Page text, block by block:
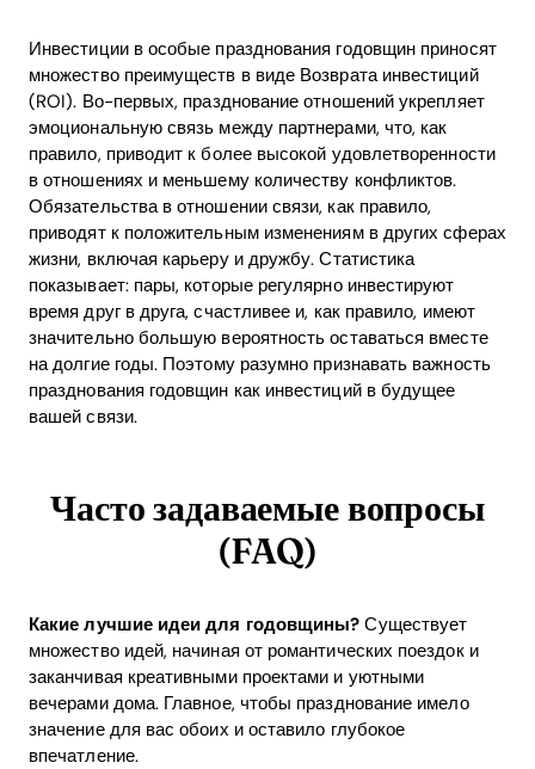
Инвестиции в особые празднования годовщин приносят
множество преимуществ в виде Возврата инвестиций
(ROI). Во-первых, празднование отношений укрепляет
эмоциональную связь между партнерами, что, как
правило, приводит к более высокой удовлетворенности
в отношениях и меньшему количеству конфликтов.
Обязательства в отношении связи, как правило,
приводят к положительным изменениям в других сферах
жизни, включая карьеру и дружбу. Статистика
показывает: пары, которые регулярно инвестируют
время друг в друга, счастливее и, как правило, имеют
значительно большую вероятность оставаться вместе
на долгие годы. Поэтому разумно признавать важность
празднования годовщин как инвестиций в будущее
вашей связи.
Часто задаваемые вопросы
(FAQ)
Какие лучшие идеи для годовщины? Существует
множество идей, начиная от романтических поездок и
заканчивая креативными проектами и уютными
вечерами дома. Главное, чтобы празднование имело
значение для вас обоих и оставило глубокое
впечатление.